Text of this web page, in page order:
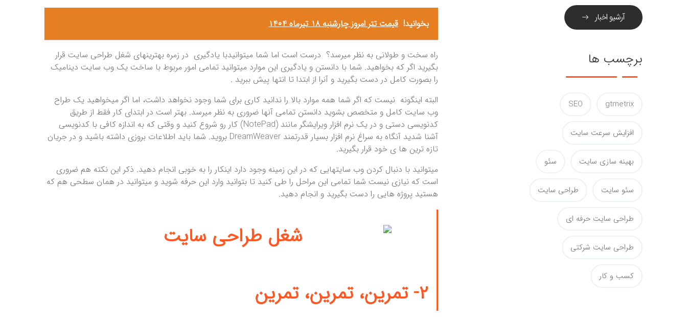
بخوانید! قیمت تتر امروز چارشنبه ۱۸ تیرماه ۱۴۰۴
راه سخت و طولانی به نظر میرسد؟ درست است اما شما میتوانیدبا یادگیری در زمره بهترینهای شغل طراحی سایت قرار
بگیرید اگر که بخواهید. شما با دانستن و یادگیری این موارد میتوانید تمامی امور مربوط با ساخت یک وب سایت دینامیک
را بصورت کامل در دست بگیرید و آنرا از ابتدا تا انتها پیش ببرید .
البته اینگونه نیست که اگر شما همه موارد بالا را ندانید کاری برای شما وجود نخواهد داشت، اما اگر میخواهید یک طراح
وب سایت کامل و متخصص بشوید دانستن تمامی آنها ضروری به نظر میرسد. بهتر است در ابتدای کار فقط از طریق
کدنویسی دستی و در یک نرم افزار ویرایشگر مانند (NotePad) کار رو شروع کنید و وقتی که به اندازه کافی با کدنویسی
آشنا شدید آنگاه به سراغ نرم افزار بسیار قدرتمند DreamWeaver بروید. شما باید اطلاعات بروزی داشته باشید و در جریان
تازه ترین ها ی خود قرار بگیرید.
میتوانید با دنبال کردن وب سایتهایی که در این زمینه وجود دارد اینکار را به خوبی انجام دهید. ذکر این نکته هم ضروری
است که نیازی نیست شما تمامی این مراحل را طی کنید تا بتوانید وارد این حرفه شوید و میتوانید در همان سطحی هم که
هستید پروژه هایی را دست بگیرید و انجام دهید.
۲- تمرین، تمرین، تمرین
آرشیو اخبار
برچسب ها
gtmetrix
SEO
افزایش سرعت سایت
بهینه سازی سایت سئو
سئو سایت طراحی سایت
طراحی سایت حرفه ای
طراحی سایت شرکتی
کسب و کار